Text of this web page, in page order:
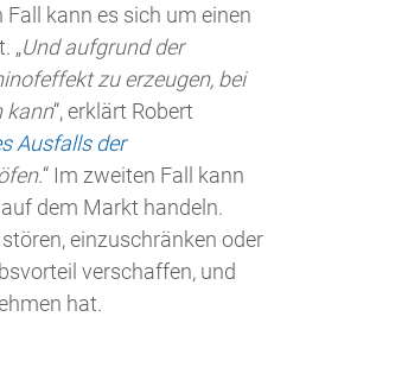
kann es sich um einen
„Und aufgrund der
zu erzeugen, bei
kann“, erklärt Robert
Ausfalls der
“ Im zweiten Fall kann
dem Markt handeln.
einzuschränken oder
verschaffen, und
hat.